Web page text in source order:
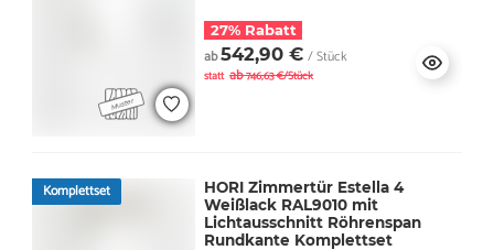
27% Rabatt
ab542,90 € / Stück
statt ab746,63 €/Stück
Komplettset
HORI Zimmertür Estella 4
Weißlack RAL9010 mit
Lichtausschnitt Röhrenspan
Rundkante Komplettset